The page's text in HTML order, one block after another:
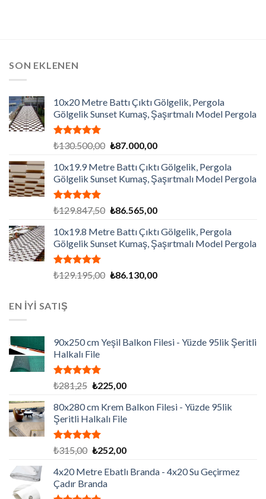
SON EKLENEN
10x20 Metre Battı Çıktı Gölgelik, Pergola
Gölgelik Sunset Kumaş, Şaşırtmalı Model Pergola
5 üzerinden
aldı
₺130.500,00 Orijinal
₺130.500,00.
₺87.000,00Şu
fiyat:
₺87.000,00.
10x19.9 Metre Battı Çıktı Gölgelik, Pergola
Gölgelik Sunset Kumaş, Şaşırtmalı Model Pergola
5 üzerinden
aldı
₺129.847,50 Orijinal
₺129.847,50.
₺86.565,00Şu
fiyat:
₺86.565,00.
10x19.8 Metre Battı Çıktı Gölgelik, Pergola
Gölgelik Sunset Kumaş, Şaşırtmalı Model Pergola
5 üzerinden
₺129.195,00 Orijinal
₺86.130,00Şu
EN İYİ SATIŞ
90x250 cm Yeşil Balkon Filesi - Yüzde 95lik Şeritli
Halkalı File
5 üzerinden
oy
aldı
₺281,25 Orijinal
₺281,25.
₺225,00Şu
fiyat:
₺225,00.
80x280 cm Krem Balkon Filesi - Yüzde 95lik
Şeritli Halkalı File
5 üzerinden
oy
aldı
₺315,00 Orijinal
₺315,00.
₺252,00Şu
fiyat:
4x20 Metre Ebatlı Branda - 4x20 Su Geçirmez
Çadır Branda